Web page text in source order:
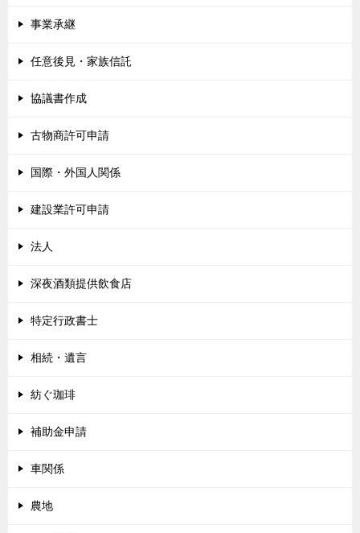
事業承継
任意後見・家族信託
協議書作成
古物商許可申請
国際・外国人関係
建設業許可申請
法人
深夜酒類提供飲食店
特定行政書士
相続・遺言
紡ぐ珈琲
補助金申請
車関係
農地